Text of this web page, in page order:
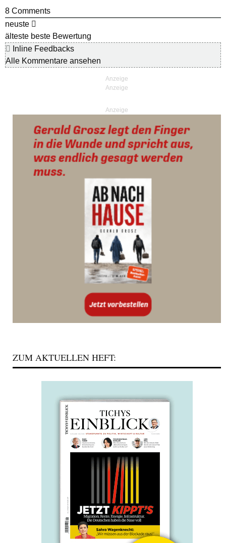
8 Comments
neuste
älteste beste Bewertung
Inline Feedbacks
Alle Kommentare ansehen
Anzeige
ZUM AKTUELLEN HEFT: